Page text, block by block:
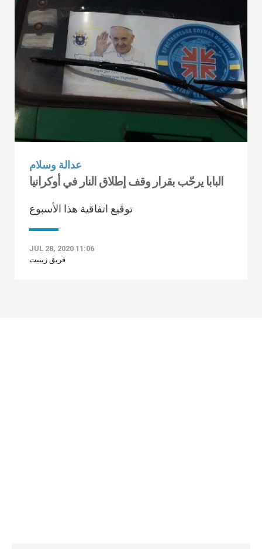
عدالة وسلام
البابا يرحّب بقرار وقف إطلاق النار في أوكرانيا
توقيع اتفاقية هذا الأسبوع
JUL 28, 2020 11:06
فريق زينيت